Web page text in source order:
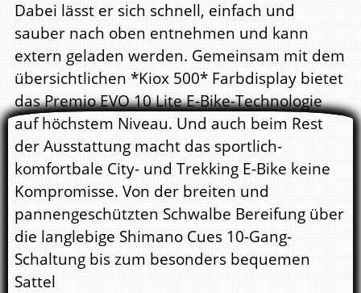
Dabei lässt er sich schnell, einfach und
sauber nach oben entnehmen und kann
extern geladen werden. Gemeinsam mit dem
übersichtlichen *Kiox 500* Farbdisplay bietet
das Premio EVO 10 Lite E-Bike-Technologie
auf höchstem Niveau. Und auch beim Rest
der Ausstattung macht das sportlich-
komfortbale City- und Trekking E-Bike keine
Kompromisse. Von der breiten und
pannengeschützten Schwalbe Bereifung über
die langlebige Shimano Cues 10-Gang-
Schaltung bis zum besonders bequemen
Sattel